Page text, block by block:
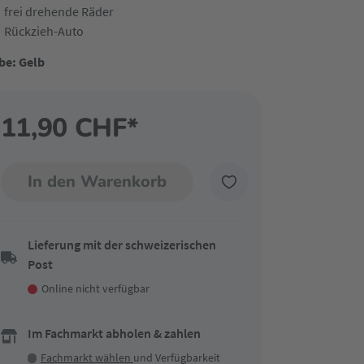
frei drehende Räder
Rückzieh-Auto
Gelb
11,90 CHF*
In den Warenkorb
Lieferung mit der schweizerischen
Post
Online nicht verfügbar
Im Fachmarkt abholen & zahlen
Fachmarkt wählen und Verfügbarkeit